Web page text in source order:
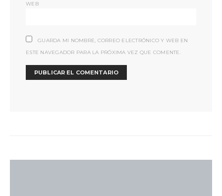
WEB
GUARDA MI NOMBRE, CORREO ELECTRÓNICO Y WEB EN
ESTE NAVEGADOR PARA LA PRÓXIMA VEZ QUE COMENTE.